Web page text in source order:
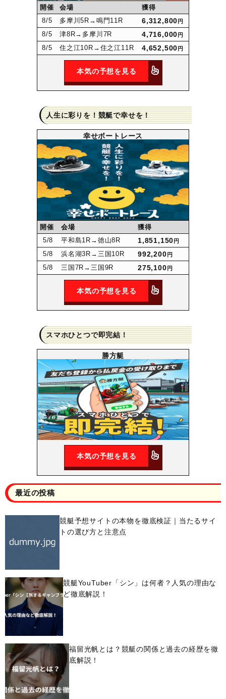
開催 会場
獲得
8/5 多摩川5R →鳴門11R 6,312,800 円
8/5 津8R→多摩川7R 4,716,000 円
8/5 住之江10R →住之江11R 4,652,500 円
本気の予想を見る
人生に彩りを！競艇で幸せを！
幸せボートレース
開催 会場
獲得
5/8 平和島1R →徳山8R 1,851,150 円
5/8 浜名湖3R →三国10R 992,200 円
5/8 三国7R →三国9R 275,100 円
本気の予想を見る
スマホひとつで即完結！
勝方艇
本気の予想を見る
最近の投稿
競艇予想サイトの本物を徹底検証｜当たるサイ
トの選び方と注意点
競艇YouTuber「シン」は何者？人気の理由な
ど徹底解説！
福留光帆とは？競艇の関係と過去の経歴を徹
底解説！